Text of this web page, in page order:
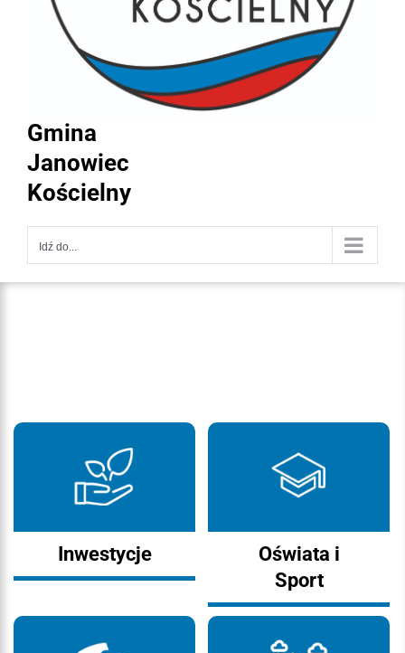
Gmina
Janowiec
Kościelny
Idź do...
Inwestycje
Oświata i
Sport